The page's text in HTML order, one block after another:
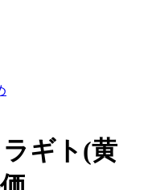
ラギト(黄